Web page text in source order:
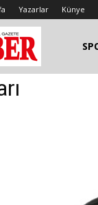
Yazarlar Künye